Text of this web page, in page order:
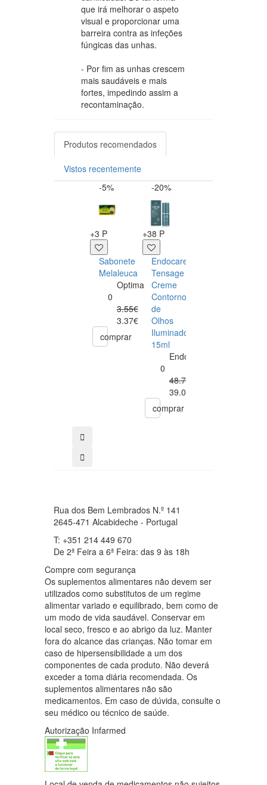
que irá melhorar o aspeto
visual e proporcionar uma
barreira contra as infeções
fúngicas das unhas.
- Por fim as unhas crescem
mais saudáveis e mais
fortes, impedindo assim a
recontaminação.
Produtos recomendados
Vistos recentemente
-5%
+3 P
Sabonete
Melaleuca
Optima
0
3.55€
3.37€
comprar
-20%
+38 P
Endocare
Tensage
Creme
Contorno
de
Olhos
Iluminador
15ml
Endocare
0
48.75€
39.00€
comprar
Rua dos Bem Lembrados N.º 141
2645-471 Alcabideche - Portugal
T: +351 214 449 670
De 2ª Feira a 6ª Feira: das 9 às 18h
Compre com segurança
Os suplementos alimentares não devem ser
utilizados como substitutos de um regime
alimentar variado e equilibrado, bem como de
um modo de vida saudável. Conservar em
local seco, fresco e ao abrigo da luz. Manter
fora do alcance das crianças. Não tomar em
caso de hipersensibilidade a um dos
componentes de cada produto. Não deverá
exceder a toma diária recomendada. Os
suplementos alimentares não são
medicamentos. Em caso de dúvida, consulte o
seu médico ou técnico de saúde.
Autorização Infarmed